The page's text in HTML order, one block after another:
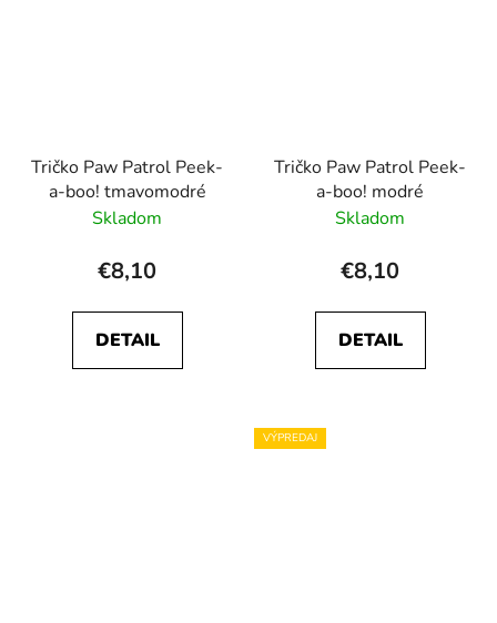
Tričko Paw Patrol Peek-
a-boo! tmavomodré
Skladom
€8,10
DETAIL
Tričko Paw Patrol Peek-
a-boo! modré
Skladom
€8,10
DETAIL
VÝPREDAJ